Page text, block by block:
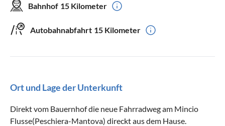
Bahnhof 15 Kilometer
Autobahnabfahrt 15 Kilometer
Ort und Lage der Unterkunft
Direkt vom Bauernhof die neue Fahrradweg am Mincio
Flusse(Peschiera-Mantova) direckt aus dem Hause.